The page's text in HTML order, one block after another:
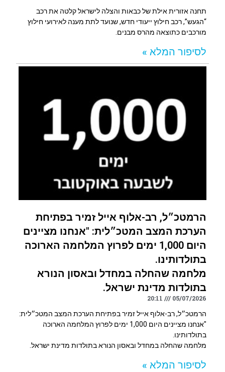
תחנה אזורית אילת של כבאות והצלה לישראל קלטה את רכב
“הגעש”, רכב חילוץ ייעודי חדש, שנועד לתת מענה לאירועי חילוץ
מורכבים כתוצאה מהרס מבנים.
לסיפור המלא »
הרמטכ״ל, רב-אלוף אייל זמיר בפתיחת
הערכת המצב המטכ״לית: "אנחנו מציינים
היום 1,000 ימים לפרוץ המלחמה הארוכה
בתולדותינו.
מלחמה שהחלה במחדל ובאסון הנורא
בתולדות מדינת ישראל.
05/07/2026
הרמטכ״ל, רב-אלוף אייל זמיר בפתיחת הערכת המצב המטכ״לית:
"אנחנו מציינים היום 1,000 ימים לפרוץ המלחמה הארוכה
בתולדותינו.
מלחמה שהחלה במחדל ובאסון הנורא בתולדות מדינת ישראל.
לסיפור המלא »